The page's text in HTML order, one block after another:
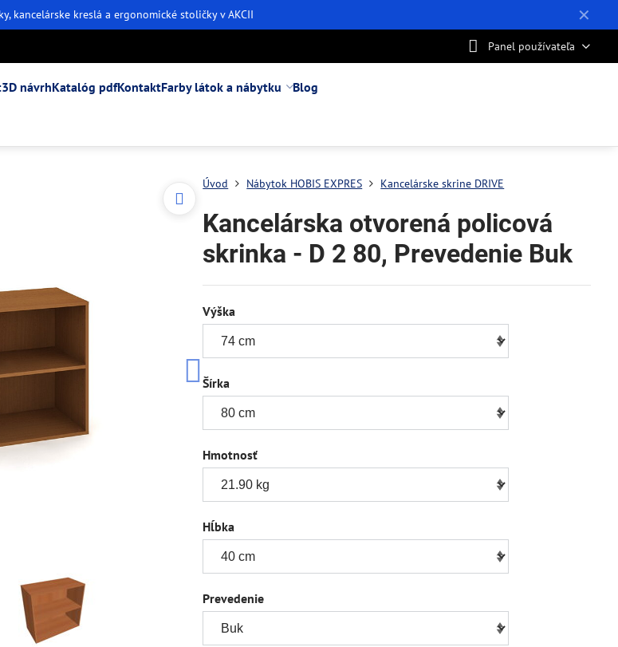
✕
kancelárske kreslá a ergonomické stoličky v AKCII
Panel používateľa
3D návrhKatalóg pdfKontaktFarby látok a nábytku Blog
Úvod Nábytok HOBIS EXPRES Kancelárske skrine DRIVE
Kancelárska otvorená policová
skrinka - D 2 80, Prevedenie Buk
Výška
Šírka
Hmotnosť
Hĺbka
Prevedenie